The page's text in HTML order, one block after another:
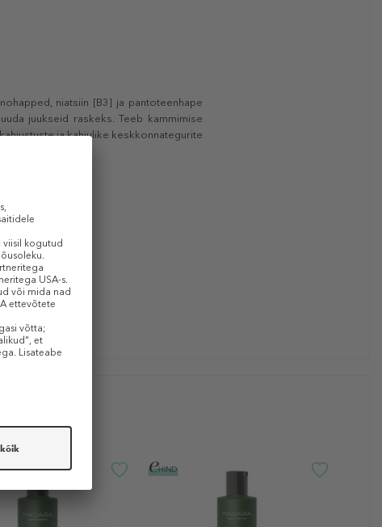
niatsiin [B3] ja pantoteenhape
juukseid raskeks. Teeb kammimise
ja kahjulike keskkonnategurite